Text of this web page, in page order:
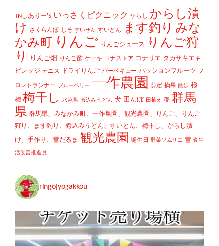
TNしありー'S いっさくピクニック からし からし漬
け
さくらんぼ しそ すいせん すいとん ます釣り みな
かみ町
りんご りんごジュース
りんご狩
り
りんご畑 りんご酢 ケーキ コナストア コナリエ タカサキエキ
ビレッジ テニス ドライりんご バーベキュー パッションフルーツ フ
ロントランナー ブルーベリー 一作農園 剪定 摘果 散歩 桜
梅 梅干し 水芭蕉 煮込みうどん 犬 田んぼ 田植え 稲 群馬
県 群馬県、みなかみ町、一作農園、観光農園、りんご、りんご
狩り、ます釣り、煮込みうどん、すいとん、梅干し、からし漬
け、手作り、雪だるま 観光農園 誕生日 野菜ソムリエ 雪 食生
活改善推進員
ringojyogakkou